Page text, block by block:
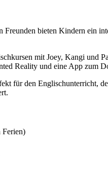
Freunden bieten Kindern ein
mit Joey, Kangi und
Reality und eine App zum
für den Englischunterricht,
Ferien)